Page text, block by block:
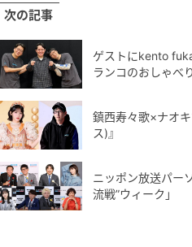
次の記事
ゲストにkento
ランコのおしゃべ
鎮西寿々歌×ナオ
ス)』
ニッポン放送パー
流戦”ウィーク」